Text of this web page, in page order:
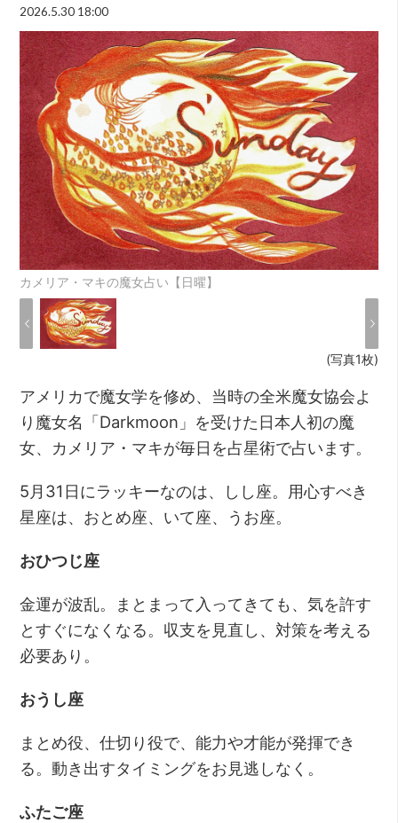
2026.5.30 18:00
カメリア・マキの魔女占い【日曜】
(写真1枚)
アメリカで魔女学を修め、当時の全米魔女協会よ
り魔女名「Darkmoon」を受けた日本人初の魔
女、カメリア・マキが毎日を占星術で占います。
5月31日にラッキーなのは、しし座。用心すべき
星座は、おとめ座、いて座、うお座。
おひつじ座
金運が波乱。まとまって入ってきても、気を許す
とすぐになくなる。収支を見直し、対策を考える
必要あり。
おうし座
まとめ役、仕切り役で、能力や才能が発揮でき
る。動き出すタイミングをお見逃しなく。
ふたご座